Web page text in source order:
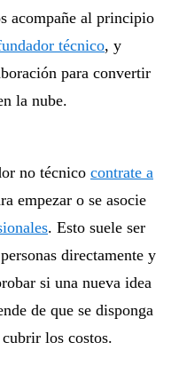
acompañe al principio
técnico, y
para convertir
la nube.
no técnico contrate a
empezar o se asocie
. Esto suele ser
directamente y
si una nueva idea
de que se disponga
los costos.